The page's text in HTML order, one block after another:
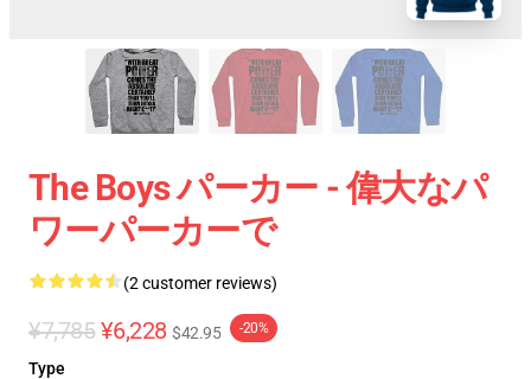
The Boys パーカー - 偉大なパ
ワーパーカーで
(2 customer reviews)
¥7,785 ¥6,228 $42.95 -20%
Type